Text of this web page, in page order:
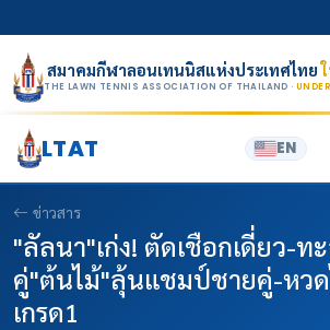
สมาคมกีฬาลอนเทนนิสแห่งประเทศไทย
THE LAWN TENNIS ASSOCIATION OF THAILAND ·
LTAT EN
ข่าวสาร
"ลัลนา"เก่ง! ตัดเชือกเดี่ยว-ท
คู่"ต้นไม้"ลุ้นแชมป์ชายคู่-หวด
เกรด1